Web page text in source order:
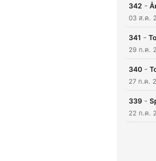
342 -
03 ส.ค.
341 -
29 ก.ค.
340 -
27 ก.ค.
339 -
22 ก.ค.